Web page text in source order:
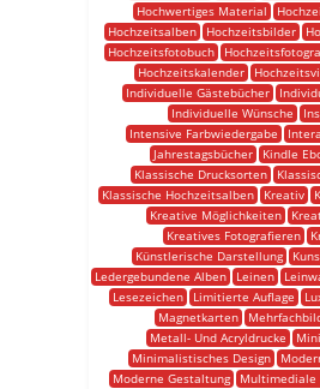
Hochwertiges Material
Hochzeitsalben
Hochzeitsbilder
Hochzeitsfotobuch
Hochzeitskalender
Individuelle Gästebücher
Individuelle Wünsche
Intensive Farbwiedergabe
Jahrestagsbücher
Kindle
Klassische Drucksorten
Klassische Hochzeitsalben
Kreativ
Kreative Möglichkeiten
Kreatives Fotografieren
Künstlerische Darstellung
Ledergebundene Alben
Leinen
Lesezeichen
Limitierte Auflage
Magnetkarten
Metall- Und Acryldrucke
Minimalistisches Design
Moderne Gestaltung
Multimediale